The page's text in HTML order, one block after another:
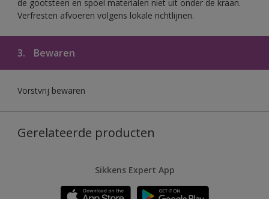
de gootsteen en spoel materialen niet uit onder de kraan.
Verfresten afvoeren volgens lokale richtlijnen.
3. Bewaren
Vorstvrij bewaren
Gerelateerde producten
Sikkens Expert App